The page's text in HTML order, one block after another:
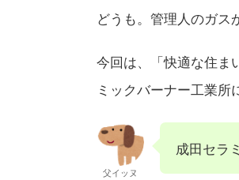
どうも。管理人のガス
今回は、「快適な住ま
ミックバーナー工業所
父イッヌ
成田セラ